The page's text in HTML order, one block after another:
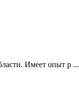
Имеет опыт р ...